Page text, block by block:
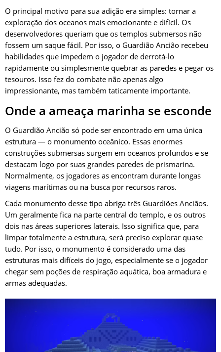
O principal motivo para sua adição era simples: tornar a
exploração dos oceanos mais emocionante e difícil. Os
desenvolvedores queriam que os templos submersos não
fossem um saque fácil. Por isso, o Guardião Ancião recebeu
habilidades que impedem o jogador de derrotá-lo
rapidamente ou simplesmente quebrar as paredes e pegar os
tesouros. Isso fez do combate não apenas algo
impressionante, mas também taticamente importante.
Onde a ameaça marinha se esconde
O Guardião Ancião só pode ser encontrado em uma única
estrutura — o monumento oceânico. Essas enormes
construções submersas surgem em oceanos profundos e se
destacam logo por suas grandes paredes de prismarina.
Normalmente, os jogadores as encontram durante longas
viagens marítimas ou na busca por recursos raros.
Cada monumento desse tipo abriga três Guardiões Anciãos.
Um geralmente fica na parte central do templo, e os outros
dois nas áreas superiores laterais. Isso significa que, para
limpar totalmente a estrutura, será preciso explorar quase
tudo. Por isso, o monumento é considerado uma das
estruturas mais difíceis do jogo, especialmente se o jogador
chegar sem poções de respiração aquática, boa armadura e
armas adequadas.